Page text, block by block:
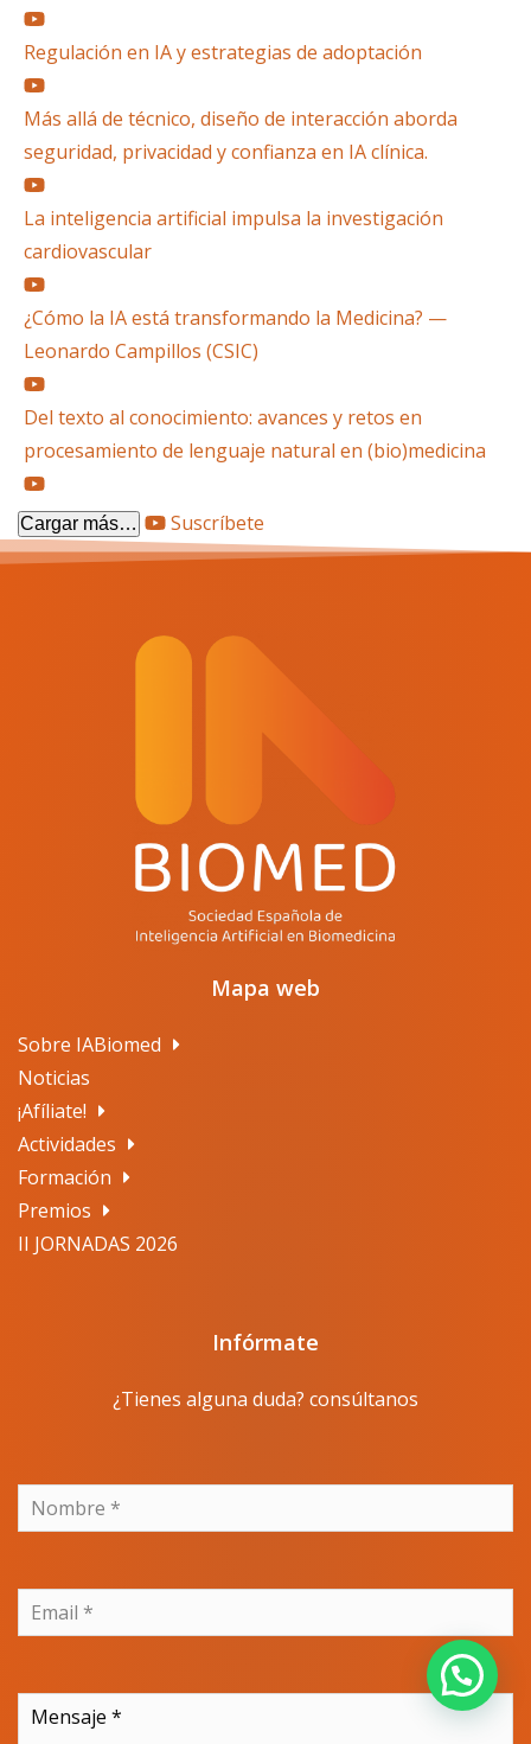
Regulación en IA y estrategias de adoptación
Más allá de técnico, diseño de interacción aborda
seguridad, privacidad y confianza en IA clínica.
La inteligencia artificial impulsa la investigación
cardiovascular
¿Cómo la IA está transformando la Medicina? —
Leonardo Campillos (CSIC)
Del texto al conocimiento: avances y retos en
procesamiento de lenguaje natural en (bio)medicina
Cargar más… Suscríbete
Mapa web
Sobre IABiomed
Noticias
¡Afíliate!
Actividades
Formación
Premios
II JORNADAS 2026
Infórmate
¿Tienes alguna duda? consúltanos